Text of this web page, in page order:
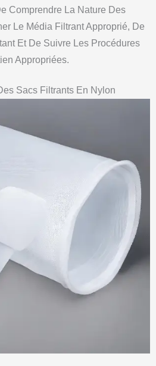
Comprendre La Nature Des
Le Média Filtrant Approprié, De
Et De Suivre Les Procédures
Appropriées.
Sacs Filtrants En Nylon